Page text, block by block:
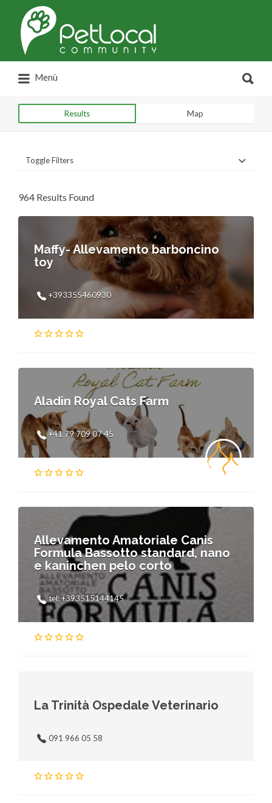
Search
for:
Menù
for:
Results Map
Toggle Filters
964 Results Found
Maffy- Allevamento barboncino
toy
+393355460930
Aladin Royal Cats Farm
+41 79 709 07 45
Allevamento Amatoriale Canis
Formula Bassotto standard, nano
e kaninchen pelo corto
tel: +393515144145
La Trinità Ospedale Veterinario
091 966 05 58